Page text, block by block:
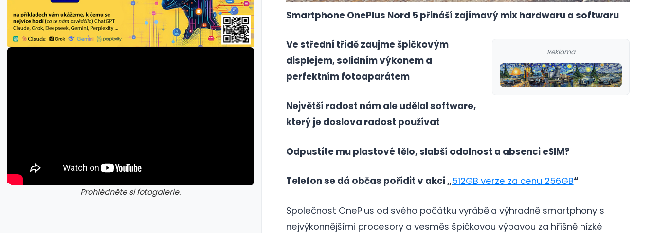
Prohlédněte si fotogalerie.
Smartphone OnePlus Nord 5 přináší zajímavý mix hardwaru a softwaru
Reklama
Ve střední třídě zaujme špičkovým
displejem, solidním výkonem a
perfektním fotoaparátem
Největší radost nám ale udělal software,
který je doslova radost používat
Odpustíte mu plastové tělo, slabší odolnost a absenci eSIM?
Telefon se dá občas pořídit v akci „512GB verze za cenu 256GB“
Společnost OnePlus od svého počátku vyráběla výhradně smartphony s
nejvýkonnějšími procesory a vesměs špičkovou výbavou za hříšně nízké